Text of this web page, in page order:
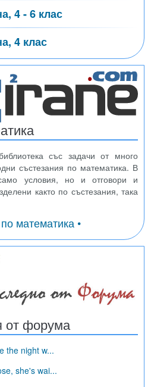
4 - 6 клас
4 клас
със задачи от много
състезания по математика. В
условия, но и отговори и
както по състезания, така
математика •
от форума
the night w...
she's wai...